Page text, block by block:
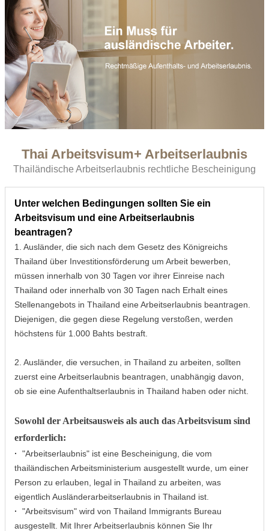
Thai Arbeitsvisum+ Arbeitserlaubnis
Thailändische Arbeitserlaubnis rechtliche Bescheinigung
Unter welchen Bedingungen sollten Sie ein
Arbeitsvisum und eine Arbeitserlaubnis
beantragen?
1. Ausländer, die sich nach dem Gesetz des Königreichs
Thailand über Investitionsförderung um Arbeit bewerben,
müssen innerhalb von 30 Tagen vor ihrer Einreise nach
Thailand oder innerhalb von 30 Tagen nach Erhalt eines
Stellenangebots in Thailand eine Arbeitserlaubnis beantragen.
Diejenigen, die gegen diese Regelung verstoßen, werden
höchstens für 1.000 Bahts bestraft.
2. Ausländer, die versuchen, in Thailand zu arbeiten, sollten
zuerst eine Arbeitserlaubnis beantragen, unabhängig davon,
ob sie eine Aufenthaltserlaubnis in Thailand haben oder nicht.
Sowohl der Arbeitsausweis als auch das Arbeitsvisum sind
erforderlich:
·
"Arbeitserlaubnis" ist eine Bescheinigung, die vom
thailändischen Arbeitsministerium ausgestellt wurde, um einer
Person zu erlauben, legal in Thailand zu arbeiten, was
eigentlich Ausländerarbeitserlaubnis in Thailand ist.
·
"Arbeitsvisum" wird von Thailand Immigrants Bureau
ausgestellt. Mit Ihrer Arbeitserlaubnis können Sie Ihr